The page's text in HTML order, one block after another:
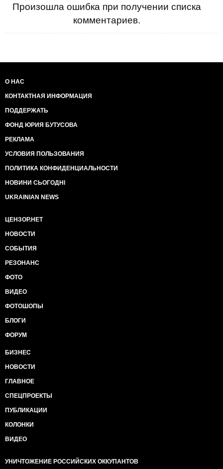
Произошла ошибка при получении списка
комментариев.
О НАС
КОНТАКТНАЯ ИНФОРМАЦИЯ
ПОДДЕРЖАТЬ
ФОНД ЮРИЯ БУТУСОВА
РЕКЛАМА
УСЛОВИЯ ПОЛЬЗОВАНИЯ
ПОЛИТИКА КОНФИДЕНЦИАЛЬНОСТИ
НОВИНИ СЬОГОДНІ
UKRAINIAN NEWS
ЦЕНЗОР.НЕТ
НОВОСТИ
СОБЫТИЯ
РЕЗОНАНС
ФОТО
ВИДЕО
ФОТОШОПЫ
БЛОГИ
ФОРУМ
БИЗНЕС
НОВОСТИ
ГЛАВНОЕ
СПЕЦПРОЕКТЫ
ПУБЛИКАЦИИ
КОЛОНКИ
ВИДЕО
УНИЧТОЖЕНИЕ РОССИЙСКИХ ОККУПАНТОВ